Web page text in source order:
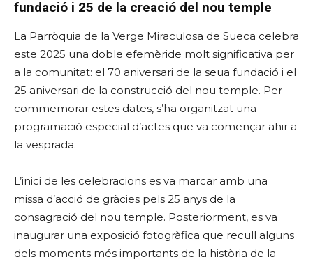
fundació i 25 de la creació del nou temple
La Parròquia de la Verge Miraculosa de Sueca celebra
este 2025 una doble efemèride molt significativa per
a la comunitat: el 70 aniversari de la seua fundació i el
25 aniversari de la construcció del nou temple. Per
commemorar estes dates, s’ha organitzat una
programació especial d’actes que va començar ahir a
la vesprada.
L’inici de les celebracions es va marcar amb una
missa d’acció de gràcies pels 25 anys de la
consagració del nou temple. Posteriorment, es va
inaugurar una exposició fotogràfica que recull alguns
dels moments més importants de la història de la